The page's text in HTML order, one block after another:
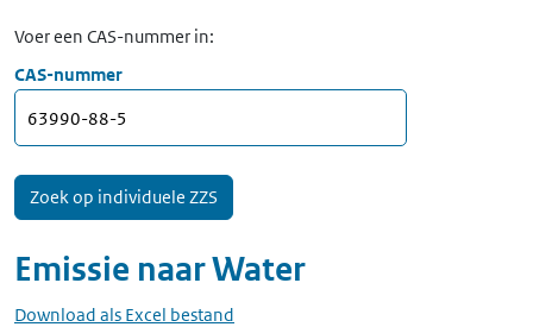
Voer een CAS-nummer in:
CAS-nummer
Emissie naarWater
Download als Excel bestand